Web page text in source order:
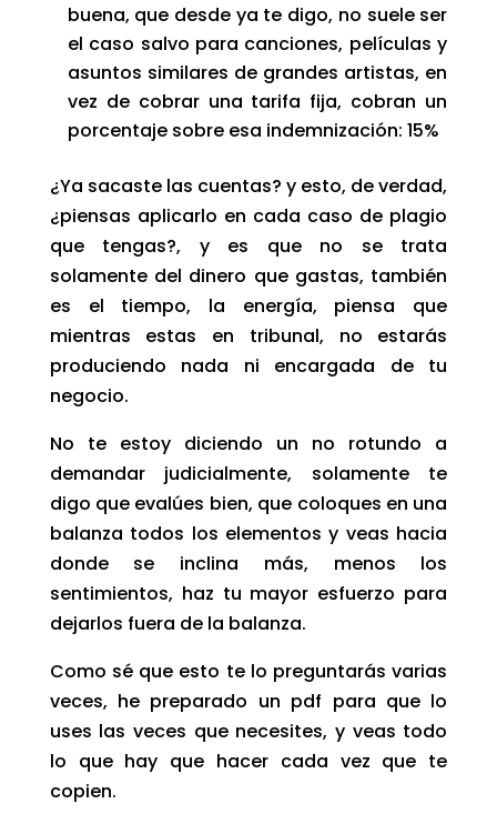
buena, que desde ya te digo, no suele ser
el caso salvo para canciones, películas y
asuntos similares de grandes artistas, en
vez de cobrar una tarifa fija, cobran un
porcentaje sobre esa indemnización: 15%
¿Ya sacaste las cuentas? y esto, de verdad,
¿piensas aplicarlo en cada caso de plagio
que tengas?, y es que no se trata
solamente del dinero que gastas, también
es el tiempo, la energía, piensa que
mientras estas en tribunal, no estarás
produciendo nada ni encargada de tu
negocio.
No te estoy diciendo un no rotundo a
demandar judicialmente, solamente te
digo que evalúes bien, que coloques en una
balanza todos los elementos y veas hacia
donde se inclina más, menos los
sentimientos, haz tu mayor esfuerzo para
dejarlos fuera de la balanza.
Como sé que esto te lo preguntarás varias
veces, he preparado un pdf para que lo
uses las veces que necesites, y veas todo
lo que hay que hacer cada vez que te
copien.